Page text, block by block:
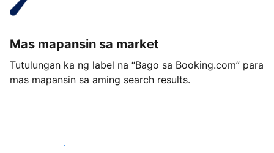
Mas mapansin sa market
Tutulungan ka ng label na “Bago sa Booking.com” para
mas mapansin sa aming search results.
Magsimula ngayon